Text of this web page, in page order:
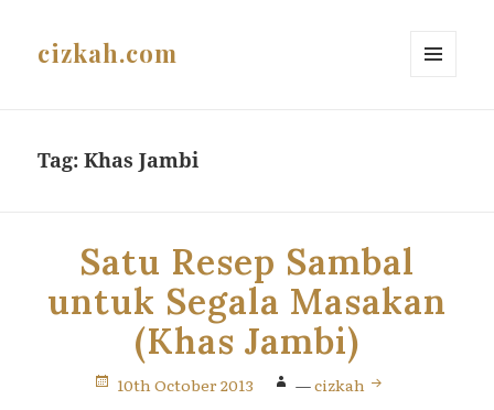
cizkah.com
Tag:Khas Jambi
Satu Resep Sambal
untuk Segala Masakan
(Khas Jambi)
10th October 2013 —cizkah